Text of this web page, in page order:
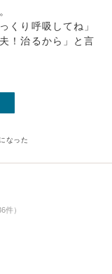
くり呼吸してね」
！治るから」と言
なった
件）